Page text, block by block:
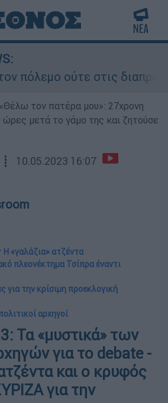
ούτε στις
«Θέλω τον πατέρα μου»: 27χρονη
ώρες μετά το γάμο της και ζητούσε
┋ 10.05.2023 16:07
Η «γαλάζια» ατζέντα
πλεονέκτημα Τσίπρα έναντι
για την κρίσιμη προεκλογική
αρχηγοί
Τα «μυστικά» των
για το debate -
και ο κρυφός
για την